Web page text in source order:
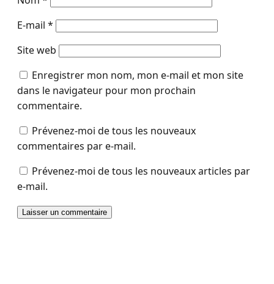
E-mail *
Site web
Enregistrer mon nom, mon e-mail et mon site
dans le navigateur pour mon prochain
commentaire.
Prévenez-moi de tous les nouveaux
commentaires par e-mail.
Prévenez-moi de tous les nouveaux articles par
e-mail.